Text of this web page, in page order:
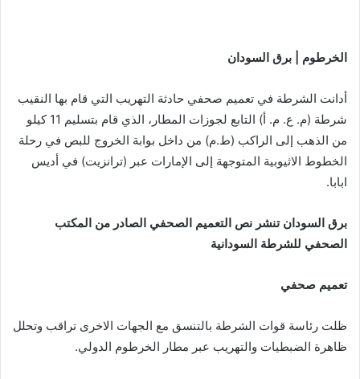
الخرطوم | برق السودان
أدانت الشرطة في تعميم صحفي حادثة التهريب التي قام بها النقيب
شرطة (م. ع. م. أ) التابع لجوزات المطار، الذي قام بتسليم 11 كيلو
من الذهب إلى الراكب (ط.م) من داخل بوابة الخروج للبص في رحلة
الخطوط الاثيوبية المتوجهة إلى الإمارات عبر (ترانزيت) في أديس
ابابا.
برق السودان تنشر نص التعميم الصحفي الصادر من المكتب
الصحفي للشرطة السودانية
تعميم صحفي
ظلت رئاسة قوات الشرطة بالتنسق مع الجهات الاخرى تراقب وتحلل
ظاهرة الضبطيات والتهريب عبر مطار الخرطوم الدولي.